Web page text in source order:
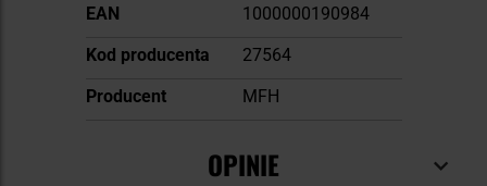
Więcej
EAN
1000000190984
Kod producenta
27564
Producent
MFH
OPINIE